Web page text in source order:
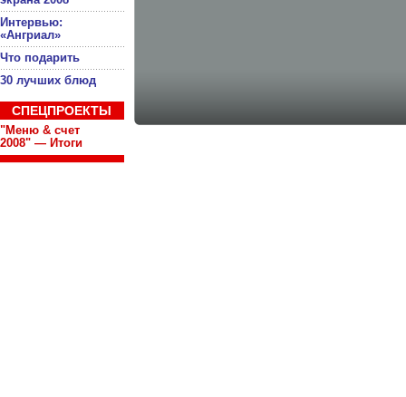
Интервью:
«Ангриал»
Что подарить
30 лучших блюд
СПЕЦПРОЕКТЫ
"Меню & счет
2008" — Итоги